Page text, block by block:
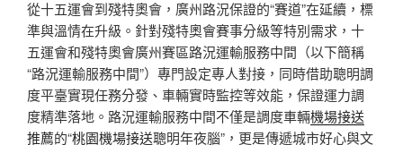
從十五運會到殘特奧會，廣州路況保證的“賽道”在延續，標
準與溫情在升級。針對殘特奧會賽事分級等特別需求，十
五運會和殘特奧會廣州賽區路況運輸服務中間（以下簡稱
“路況運輸服務中間”）專門設定專人對接，同時借助聰明調
度平臺實現任務分發、車輛實時監控等效能，保證運力調
度精準落地。路況運輸服務中間不僅是調度車輛機場接送
推薦的“桃園機場接送聰明年夜腦”，更是傳遞城市好心與文